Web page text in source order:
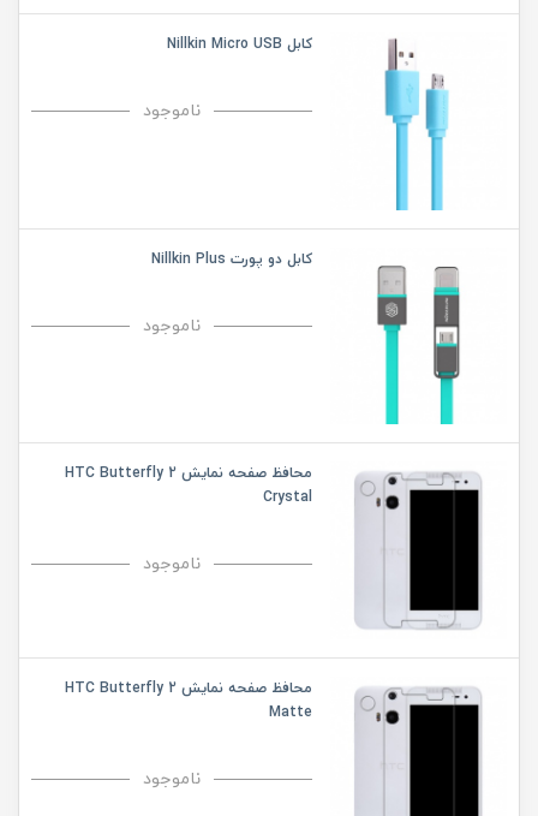
کابل Nillkin Micro USB
ناموجود
کابل دو پورت Nillkin Plus
ناموجود
محافظ صفحه نمایش HTC Butterfly 2
Crystal
ناموجود
محافظ صفحه نمایش HTC Butterfly 2
Matte
ناموجود